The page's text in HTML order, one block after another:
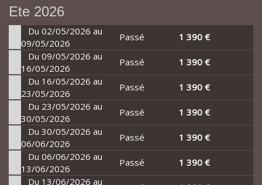
Ete 2026
Du 02/05/2026 au
09/05/2026
Passé
1 390 €
Du 09/05/2026 au
16/05/2026
Passé
1 390 €
Du 16/05/2026 au
23/05/2026
Passé
1 390 €
Du 23/05/2026 au
30/05/2026
Passé
1 390 €
Du 30/05/2026 au
06/06/2026
Passé
1 390 €
Du 06/06/2026 au
13/06/2026
Passé
1 390 €
Du 13/06/2026 au